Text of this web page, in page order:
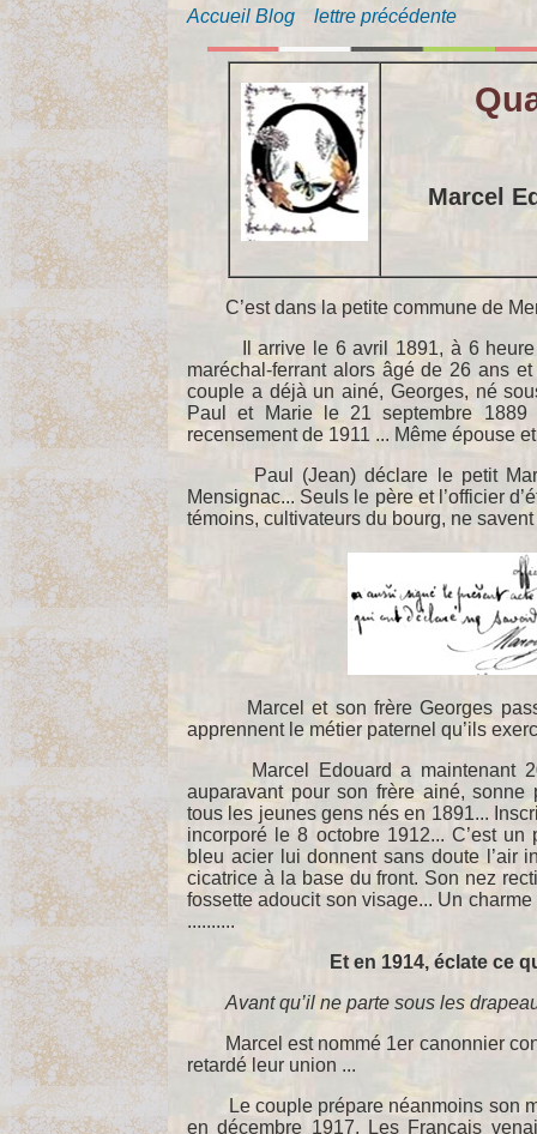
Accueil Blog
lettre précédente
Marcel
C’est dans la petite commune de
Il arrive le 6 avril 1891, à 6 heure
maréchal-ferrant alors âgé de 26 ans
couple a déjà un ainé, Georges, né
Paul et Marie le 21 septembre
recensement de 1911 ... Même épouse
Paul (Jean) déclare le petit
Mensignac... Seuls le père et l’officier
témoins, cultivateurs du bourg, ne
Marcel et son frère Georges
apprennent le métier paternel qu’ils
Marcel Edouard a maintenant 20
auparavant pour son frère ainé, sonne
tous les jeunes gens nés en 1891...
incorporé le 8 octobre 1912... C’est
bleu acier lui donnent sans doute l’air
cicatrice à la base du front. Son nez
fossette adoucit son visage... Un
..........
Et en 1914, éclate ce
Avant qu’il ne parte sous les
Marcel est nommé 1er canonnier
retardé leur union ...
Le couple prépare néanmoins son
en décembre 1917. Les Français